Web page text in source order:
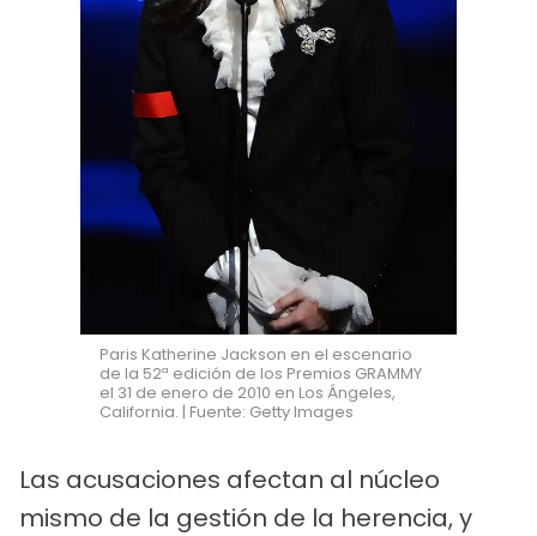
Paris Katherine Jackson en el escenario
de la 52ª edición de los Premios GRAMMY
el 31 de enero de 2010 en Los Ángeles,
California. | Fuente: Getty Images
Las acusaciones afectan al núcleo
mismo de la gestión de la herencia, y